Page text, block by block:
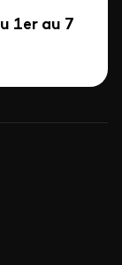
1er au 7